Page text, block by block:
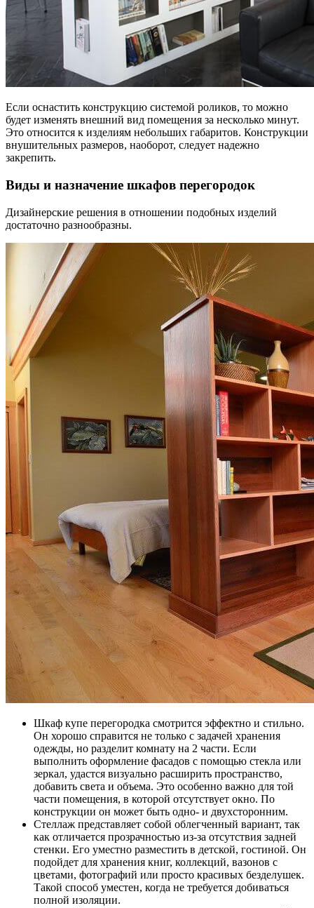
Если оснастить конструкцию системой роликов, то можно
будет изменять внешний вид помещения за несколько минут.
Это относится к изделиям небольших габаритов. Конструкции
внушительных размеров, наоборот, следует надежно
закрепить.
Виды и назначение шкафов перегородок
Дизайнерские решения в отношении подобных изделий
достаточно разнообразны.
Шкаф купе перегородка смотрится эффектно и стильно.
Он хорошо справится не только с задачей хранения
одежды, но разделит комнату на 2 части. Если
выполнить оформление фасадов с помощью стекла или
зеркал, удастся визуально расширить пространство,
добавить света и объема. Это особенно важно для той
части помещения, в которой отсутствует окно. По
конструкции он может быть одно- и двухсторонним.
Стеллаж представляет собой облегченный вариант, так
как отличается прозрачностью из-за отсутствия задней
стенки. Его уместно разместить в детской, гостиной. Он
подойдет для хранения книг, коллекций, вазонов с
цветами, фотографий или просто красивых безделушек.
Такой способ уместен, когда не требуется добиваться
полной изоляции.